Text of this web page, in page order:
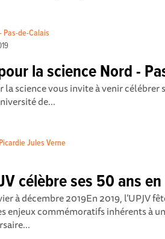
Pas-de-Calais
la science Nord -
science vous invite à venir célébrer
de...
Jules Verne
célèbre ses 50 ans
à décembre 2019En 2019, l’UPJV
enjeux commémoratifs inhérents à